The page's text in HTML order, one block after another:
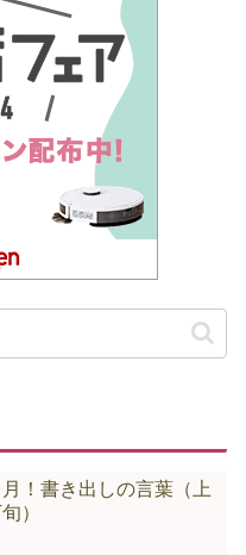
！書き出しの言葉（上
）